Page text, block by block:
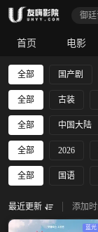
御廷
首页 电影
全部 国产剧
全部 古装
全部 中国大陆
全部 2026
全部 国语
最近更新 添加时
蓝光